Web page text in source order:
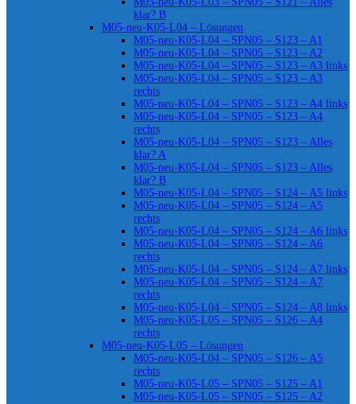
klar? B
M05-neu-K05-L04 – Lösungen
M05-neu-K05-L04 – SPN05 – S123 – A1
M05-neu-K05-L04 – SPN05 – S123 – A2
M05-neu-K05-L04 – SPN05 – S123 – A3 links
M05-neu-K05-L04 – SPN05 – S123 – A3
rechts
M05-neu-K05-L04 – SPN05 – S123 – A4 links
M05-neu-K05-L04 – SPN05 – S123 – A4
rechts
M05-neu-K05-L04 – SPN05 – S123 – Alles
klar? A
M05-neu-K05-L04 – SPN05 – S123 – Alles
klar? B
M05-neu-K05-L04 – SPN05 – S124 – A5 links
M05-neu-K05-L04 – SPN05 – S124 – A5
rechts
M05-neu-K05-L04 – SPN05 – S124 – A6 links
M05-neu-K05-L04 – SPN05 – S124 – A6
rechts
M05-neu-K05-L04 – SPN05 – S124 – A7 links
M05-neu-K05-L04 – SPN05 – S124 – A7
rechts
M05-neu-K05-L04 – SPN05 – S124 – A8 links
M05-neu-K05-L05 – SPN05 – S126 – A4
rechts
M05-neu-K05-L05 – Lösungen
M05-neu-K05-L04 – SPN05 – S126 – A5
rechts
M05-neu-K05-L05 – SPN05 – S125 – A1
M05-neu-K05-L05 – SPN05 – S125 – A2